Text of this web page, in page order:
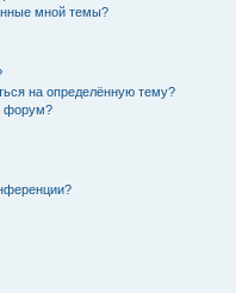
мной темы?
на определённую тему?
форум?